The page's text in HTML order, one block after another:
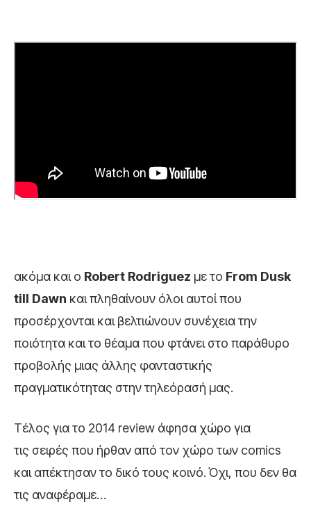
ακόμα και ο Robert Rodriguez με το From Dusk
till Dawn και πληθαίνουν όλοι αυτοί που
προσέρχονται και βελτιώνουν συνέχεια την
ποιότητα και το θέαμα που φτάνει στο παράθυρο
προβολής μιας άλλης φανταστικής
πραγματικότητας στην τηλεόρασή μας.
Τέλος για το 2014 review άφησα χώρο για
τις σειρές που ήρθαν από τον χώρο των comics
και απέκτησαν το δικό τους κοινό. Όχι, που δεν θα
τις αναφέραμε…